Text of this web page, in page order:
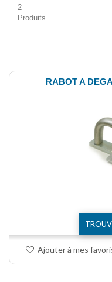
2
Produits
RABOT A
Ajouter à mes